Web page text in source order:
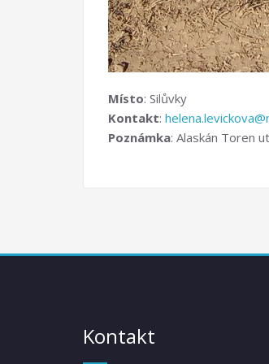
Místo: Silůvky
Kontakt:
Poznámka: Alaskán Toren
Kontakt